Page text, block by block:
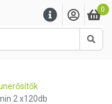
0
2 x120db